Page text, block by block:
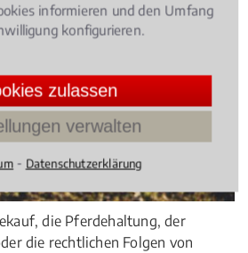
die Pferdehaltung, der
die rechtlichen Folgen von
informieren und den Umfang
konfigurieren.
zulassen
verwalten
⁃ Datenschutzerklärung